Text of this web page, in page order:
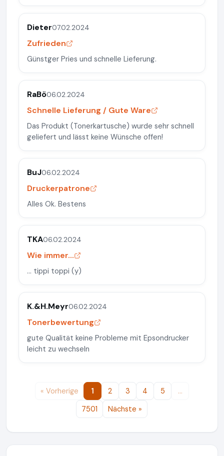
Dieter07.02.2024
Zufrieden
Günstger Pries und schnelle Lieferung.
RaBö06.02.2024
Schnelle Lieferung / Gute Ware
Das Produkt (Tonerkartusche) wurde sehr schnell
geliefert und lässt keine Wünsche offen!
BuJ06.02.2024
Druckerpatrone
Alles Ok. Bestens
TKA06.02.2024
Wie immer...
... tippi toppi (y)
K.&H.Meyr06.02.2024
Tonerbewertung
gute Qualität keine Probleme mit Epsondrucker
leicht zu wechseln
« Vorherige 1 2 3 4 5
…
7501
Nächste »